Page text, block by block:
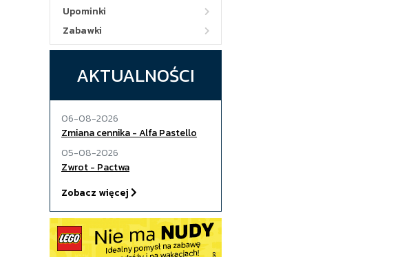
Upominki
Zabawki
AKTUALNOŚCI
06-08-2026
Zmiana cennika - Alfa Pastello
05-08-2026
Zwrot - Pactwa
Zobacz więcej